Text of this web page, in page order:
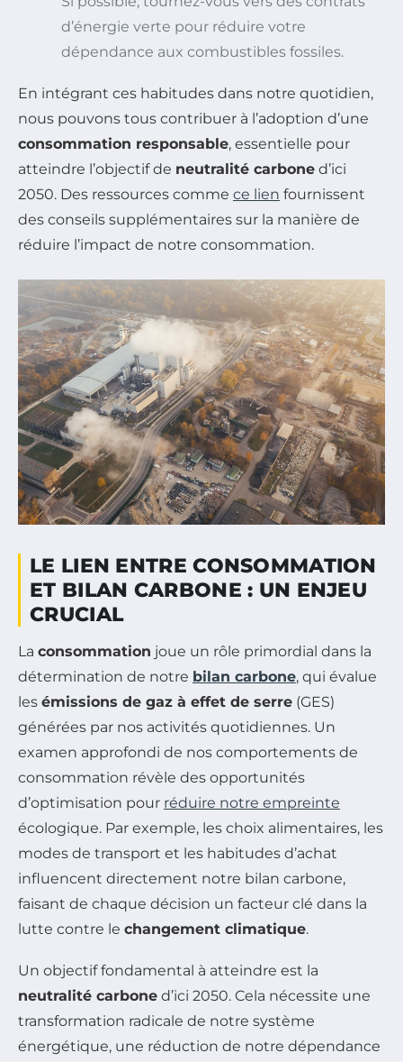
d’énergie verte pour réduire votre
dépendance aux combustibles fossiles.
En intégrant ces habitudes dans notre quotidien,
nous pouvons tous contribuer à l’adoption d’une
consommation responsable, essentielle pour
atteindre l’objectif de neutralité carbone d’ici
2050. Des ressources comme ce lien fournissent
des conseils supplémentaires sur la manière de
réduire l’impact de notre consommation.
LE LIEN ENTRE CONSOMMATION
ET BILAN CARBONE : UN ENJEU
CRUCIAL
La consommation joue un rôle primordial dans la
détermination de notre bilan carbone, qui évalue
les émissions de gaz à effet de serre (GES)
générées par nos activités quotidiennes. Un
examen approfondi de nos comportements de
consommation révèle des opportunités
d’optimisation pour réduire notre empreinte
écologique. Par exemple, les choix alimentaires, les
modes de transport et les habitudes d’achat
influencent directement notre bilan carbone,
faisant de chaque décision un facteur clé dans la
lutte contre le changement climatique.
Un objectif fondamental à atteindre est la
neutralité carbone d’ici 2050. Cela nécessite une
transformation radicale de notre système
énergétique, une réduction de notre dépendance